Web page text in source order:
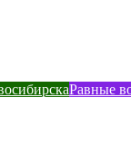
Равные